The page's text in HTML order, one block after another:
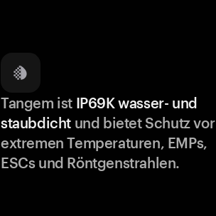
Tangem ist IP69K wasser- und
staubdicht und bietet Schutz vor
extremen Temperaturen, EMPs,
ESCs und Röntgenstrahlen.